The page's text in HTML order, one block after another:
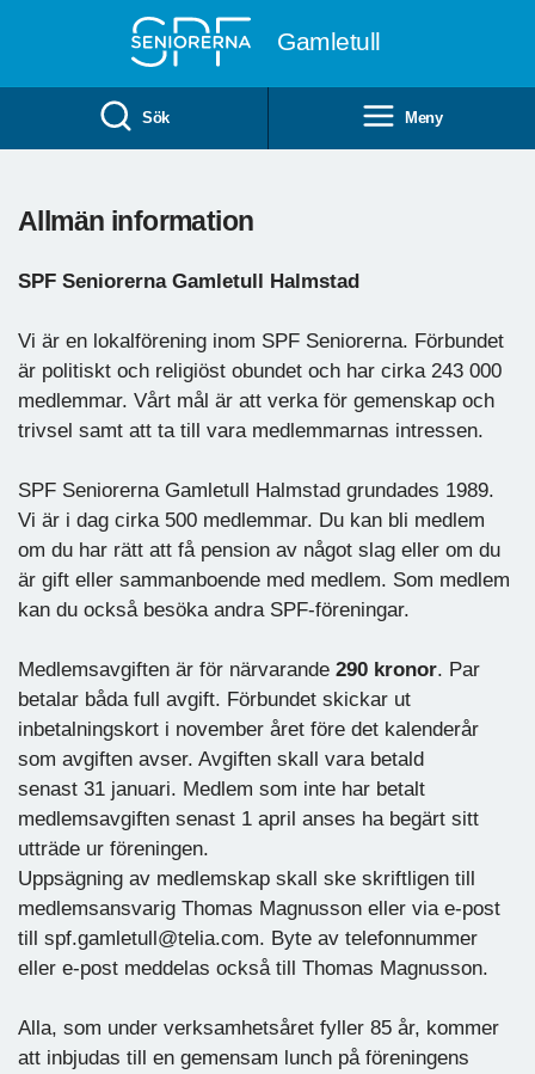
Gamletull
Sök Meny
Allmän information
SPF Seniorerna Gamletull Halmstad
Vi är en lokalförening inom SPF Seniorerna. Förbundet
är politiskt och religiöst obundet och har cirka 243 000
medlemmar. Vårt mål är att verka för gemenskap och
trivsel samt att ta till vara medlemmarnas intressen.
SPF Seniorerna Gamletull Halmstad grundades 1989.
Vi är i dag cirka 500 medlemmar. Du kan bli medlem
om du har rätt att få pension av något slag eller om du
är gift eller sammanboende med medlem. Som medlem
kan du också besöka andra SPF-föreningar.
Medlemsavgiften är för närvarande 290 kronor. Par
betalar båda full avgift. Förbundet skickar ut
inbetalningskort i november året före det kalenderår
som avgiften avser. Avgiften skall vara betald
senast 31 januari. Medlem som inte har betalt
medlemsavgiften senast 1 april anses ha begärt sitt
utträde ur föreningen.
Uppsägning av medlemskap skall ske skriftligen till
medlemsansvarig Thomas Magnusson eller via e-post
till spf.gamletull@telia.com. Byte av telefonnummer
eller e-post meddelas också till Thomas Magnusson.
Alla, som under verksamhetsåret fyller 85 år, kommer
att inbjudas till en gemensam lunch på föreningens